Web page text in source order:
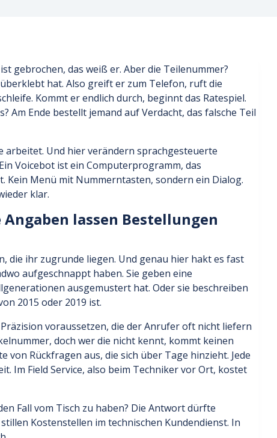
gebrochen, das weiß er. Aber die Teilenummer?
hat. Also greift er zum Telefon, ruft die
Kommt er endlich durch, beginnt das Ratespiel.
Am Ende bestellt jemand auf Verdacht, das falsche Teil
arbeitet. Und hier verändern sprachgesteuerte
Voicebot ist ein Computerprogramm, das
Kein Menü mit Nummerntasten, sondern ein Dialog.
klar.
lassen Bestellungen
die ihr zugrunde liegen. Und genau hier hakt es fast
aufgeschnappt haben. Sie geben eine
ausgemustert hat. Oder sie beschreiben
2015 oder 2019 ist.
voraussetzen, die der Anrufer oft nicht liefern
doch wer die nicht kennt, kommt keinen
von Rückfragen aus, die sich über Tage hinzieht. Jede
Im Field Service, also beim Techniker vor Ort, kostet
Fall vom Tisch zu haben? Die Antwort dürfte
Kostenstellen im technischen Kundendienst. In